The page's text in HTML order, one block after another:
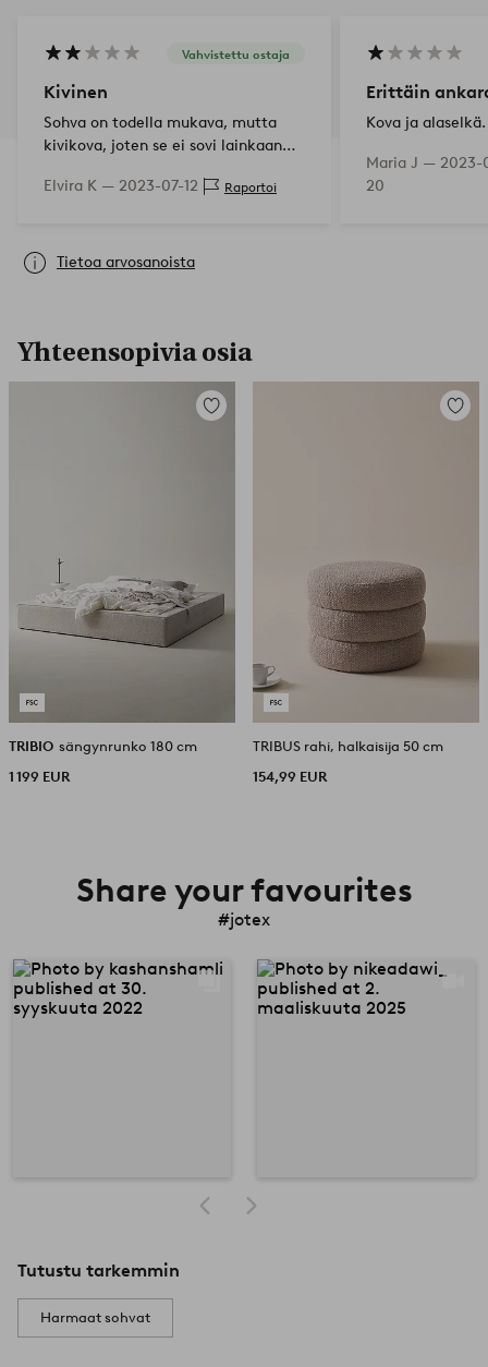
Vahvistettu ostaja
Kivinen
Sohva on todella mukava, mutta
kivikova, joten se ei sovi lainkaan
toivon, että se hieman pilaantuu ja
Elvira K — 2023-07-12 Raportoi
Erittäin
Kova ja
Maria J — 2023-
20
Tietoa arvosanoista
Yhteensopivia osia
Lisää
TRIBIO sängynrunko 180 cm
1 199 EUR
Lisää
TRIBUS rahi, halkaisija 50 cm
154,99 EUR
Share your favourites
#jotex
Tutustu tarkemmin
Harmaat sohvat